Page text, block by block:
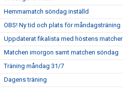
Hemmamatch söndag inställd
OBS! Ny tid och plats för måndagsträning
Uppdaterat fikalista med höstens matcher
Matchen imorgon samt matchen söndag
Träning måndag 31/7
Dagens träning